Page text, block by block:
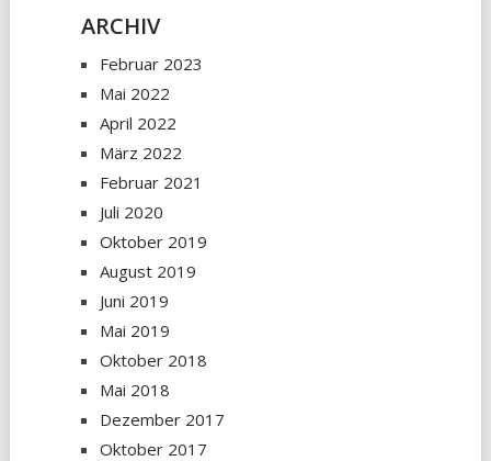
ARCHIV
Februar 2023
Mai 2022
April 2022
März 2022
Februar 2021
Juli 2020
Oktober 2019
August 2019
Juni 2019
Mai 2019
Oktober 2018
Mai 2018
Dezember 2017
Oktober 2017